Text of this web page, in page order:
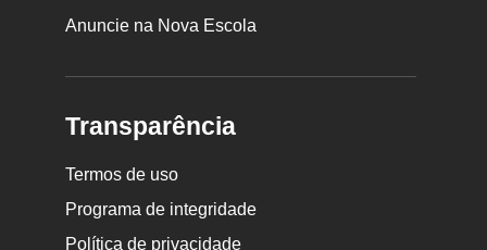
Anuncie na Nova Escola
Transparência
Termos de uso
Programa de integridade
Política de privacidade